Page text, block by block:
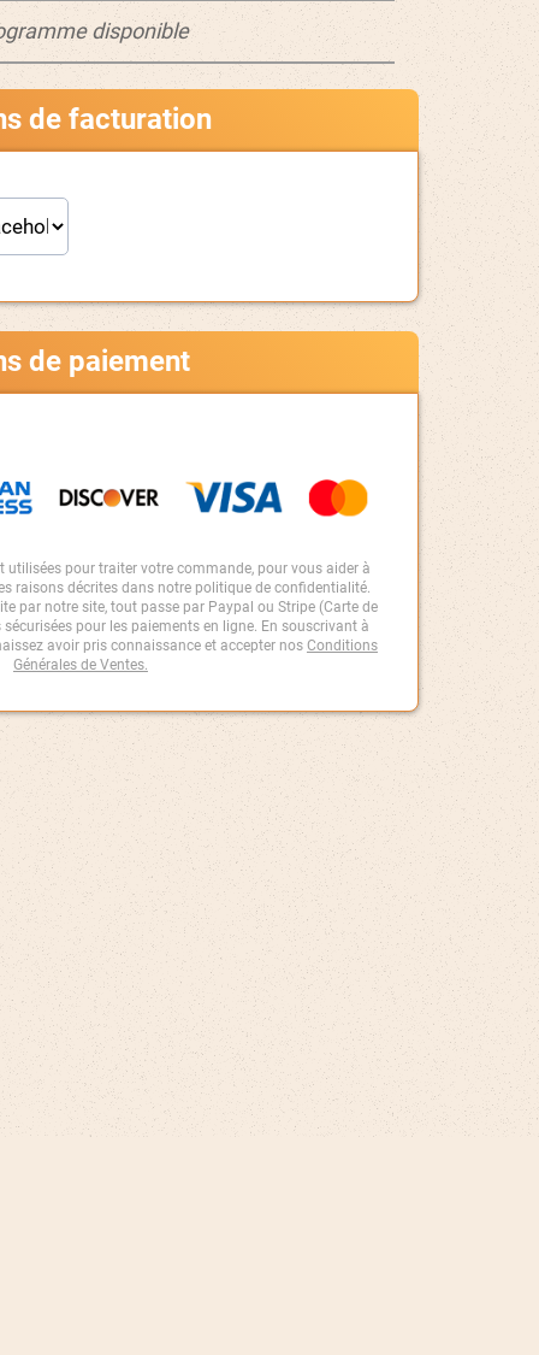
disponible
de facturation
de paiement
utilisées pour traiter votre commande, pour vous aider à
raisons décrites dans notre politique de confidentialité.
par notre site, tout passe par Paypal ou Stripe (Carte de
pour les paiements en ligne. En souscrivant à
avoir pris connaissance et accepter nos Conditions
Générales de Ventes.